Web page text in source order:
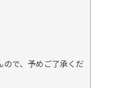
ので、予めご了承くだ